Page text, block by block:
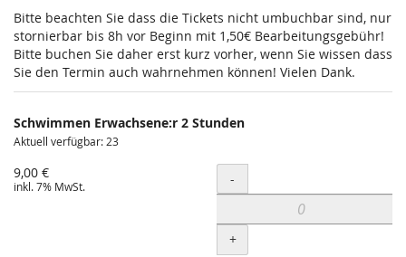
Bitte beachten Sie dass die Tickets nicht umbuchbar sind, nur
stornierbar bis 8h vor Beginn mit 1,50€ Bearbeitungsgebühr!
Bitte buchen Sie daher erst kurz vorher, wenn Sie wissen dass
Sie den Termin auch wahrnehmen können! Vielen Dank.
Schwimmen Erwachsene:r 2 Stunden
Aktuell verfügbar: 23
9,00 €
inkl. 7% MwSt. Menge
-
+